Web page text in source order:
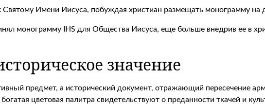
Святому Имени Иисуса, побуждая христиан размещать монограмму на
монограмму IHS для Общества Иисуса, еще больше внедрив ее в
значение
предмет, а исторический документ, отражающий пересечение
цветовая палитра свидетельствуют о преданности ткачей и